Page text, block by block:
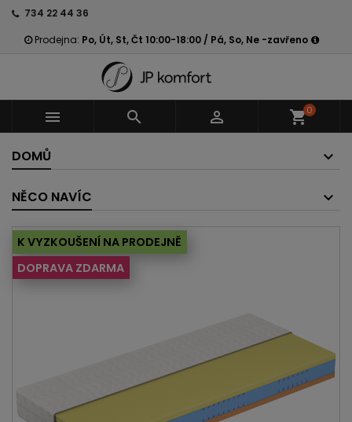
734 22 44 36
Prodejna: Po, Út, St, Čt 10:00-18:00 / Pá, So, Ne -zavřeno
   shopping_cart0
DOMŮ
NĚCO NAVÍC
K VYZKOUŠENÍ NA PRODEJNĚ
DOPRAVA ZDARMA